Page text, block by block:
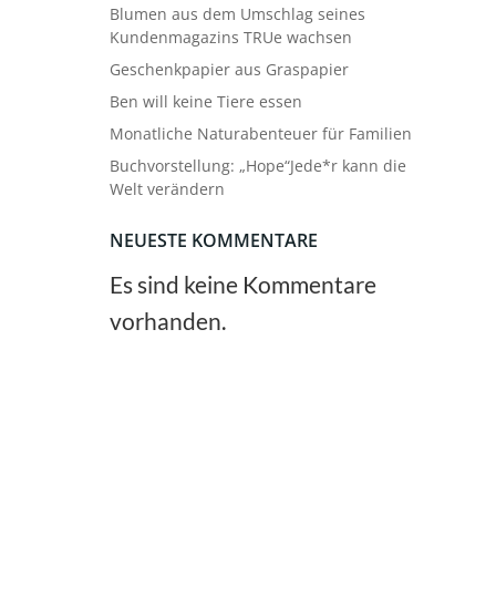
Blumen aus dem Umschlag seines
Kundenmagazins TRUe wachsen
Geschenkpapier aus Graspapier
Ben will keine Tiere essen
Monatliche Naturabenteuer für Familien
Buchvorstellung: „Hope“Jede*r kann die
Welt verändern
NEUESTE KOMMENTARE
Es sind keine Kommentare
vorhanden.